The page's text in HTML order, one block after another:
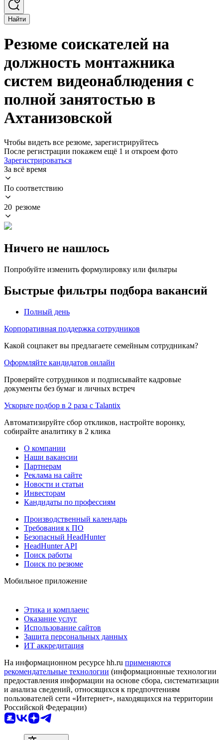
Найти
Резюме соискателей на
должность монтажника
систем видеонаблюдения с
полной занятостью в
Ахтанизовской
Чтобы видеть все резюме, зарегистрируйтесь
После регистрации покажем ещё 1 и откроем фото
Зарегистрироваться
За всё время
По соответствию
20 резюме
Ничего не нашлось
Попробуйте изменить формулировку или фильтры
Быстрые фильтры подбора вакансий
Полный день
Корпоративная поддержка сотрудников
Какой соцпакет вы предлагаете семейным сотрудникам?
Оформляйте кандидатов онлайн
Проверяйте сотрудников и подписывайте кадровые
документы без бумаг и личных встреч
Ускорьте подбор в 2 раза с Talantix
Автоматизируйте сбор откликов, настройте воронку,
собирайте аналитику в 2 клика
О компании
Наши вакансии
Партнерам
Реклама на сайте
Новости и статьи
Инвесторам
Кандидаты по профессиям
Производственный календарь
Требования к ПО
Безопасный HeadHunter
HeadHunter API
Поиск работы
Поиск по резюме
Мобильное приложение
Этика и комплаенс
Оказание услуг
Использование сайтов
Защита персональных данных
ИТ аккредитация
На информационном ресурсе hh.ru применяются
рекомендательные технологии (информационные технологии
предоставления информации на основе сбора, систематизации
и анализа сведений, относящихся к предпочтениям
пользователей сети «Интернет», находящихся на территории
Российской Федерации)